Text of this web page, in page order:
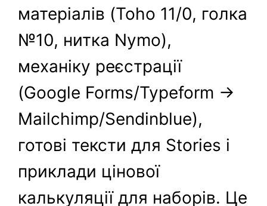
матеріалів (Toho 11/0, голка
№10, нитка Nymo),
механіку реєстрації
(Google Forms/Typeform →
Mailchimp/Sendinblue),
готові тексти для Stories і
приклади цінової
калькуляції для наборів. Це